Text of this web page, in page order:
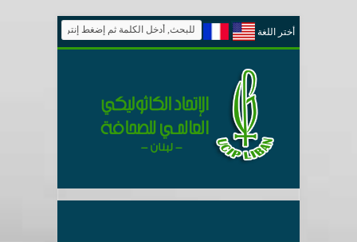
أختر اللغة